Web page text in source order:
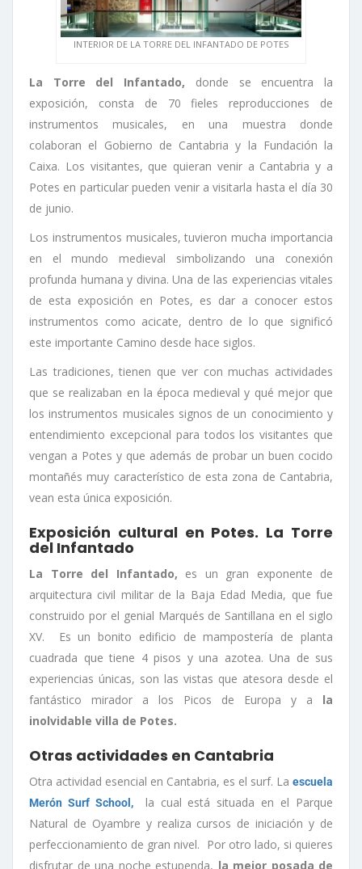
INTERIOR DE LA TORRE DEL INFANTADO DE POTES
La Torre del Infantado, donde se encuentra la
exposición, consta de 70 fieles reproducciones de
instrumentos musicales, en una muestra donde
colaboran el Gobierno de Cantabria y la Fundación la
Caixa. Los visitantes, que quieran venir a Cantabria y a
Potes en particular pueden venir a visitarla hasta el día 30
de junio.
Los instrumentos musicales, tuvieron mucha importancia
en el mundo medieval simbolizando una conexión
profunda humana y divina. Una de las experiencias vitales
de esta exposición en Potes, es dar a conocer estos
instrumentos como acicate, dentro de lo que significó
este importante Camino desde hace siglos.
Las tradiciones, tienen que ver con muchas actividades
que se realizaban en la época medieval y qué mejor que
los instrumentos musicales signos de un conocimiento y
entendimiento excepcional para todos los visitantes que
vengan a Potes y que además de probar un buen cocido
montañés muy característico de esta zona de Cantabria,
vean esta única exposición.
Exposición cultural en Potes. La Torre
del Infantado
La Torre del Infantado, es un gran exponente de
arquitectura civil militar de la Baja Edad Media, que fue
construido por el genial Marqués de Santillana en el siglo
XV. Es un bonito edificio de mampostería de planta
cuadrada que tiene 4 pisos y una azotea. Una de sus
experiencias únicas, son las vistas que atesora desde el
fantástico mirador a los Picos de Europa y a la
inolvidable villa de Potes.
Otras actividades en Cantabria
Otra actividad esencial en Cantabria, es el surf. La escuela
Merón Surf School,
la cual está situada en el Parque
Natural de Oyambre y realiza cursos de iniciación y de
perfeccionamiento de gran nivel. Por otro lado, si quieres
disfrutar de una noche estupenda, la mejor posada de